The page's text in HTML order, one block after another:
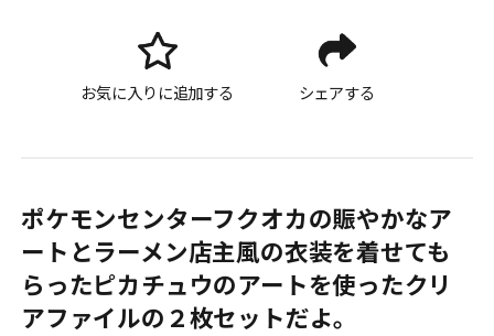
お気に入りに追加する シェアする
ポケモンセンターフクオカの賑やかなア
ートとラーメン店主風の衣装を着せても
らったピカチュウのアートを使ったクリ
アファイルの２枚セットだよ。